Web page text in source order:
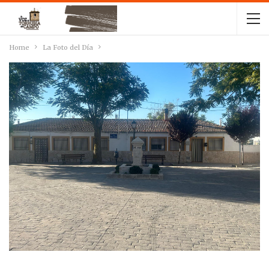
Home La Foto del Día